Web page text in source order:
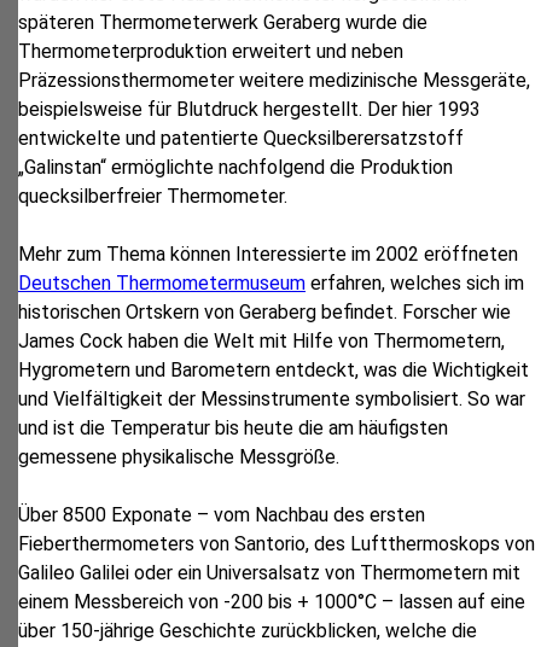
späteren Thermometerwerk Geraberg wurde die
Thermometerproduktion erweitert und neben
Präzessionsthermometer weitere medizinische Messgeräte,
beispielsweise für Blutdruck hergestellt. Der hier 1993
entwickelte und patentierte Quecksilberersatzstoff
„Galinstan“ ermöglichte nachfolgend die Produktion
quecksilberfreier Thermometer.
Mehr zum Thema können Interessierte im 2002 eröffneten
Deutschen Thermometermuseum erfahren, welches sich im
historischen Ortskern von Geraberg befindet. Forscher wie
James Cock haben die Welt mit Hilfe von Thermometern,
Hygrometern und Barometern entdeckt, was die Wichtigkeit
und Vielfältigkeit der Messinstrumente symbolisiert. So war
und ist die Temperatur bis heute die am häufigsten
gemessene physikalische Messgröße.
Über 8500 Exponate – vom Nachbau des ersten
Fieberthermometers von Santorio, des Luftthermoskops von
Galileo Galilei oder ein Universalsatz von Thermometern mit
einem Messbereich von -200 bis + 1000°C – lassen auf eine
über 150-jährige Geschichte zurückblicken, welche die